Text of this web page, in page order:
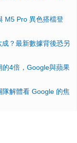
M5 Pro 異色搭檔登
？最新數據背後恐另
的4倍，Google與蘋果
解體看 Google 的焦